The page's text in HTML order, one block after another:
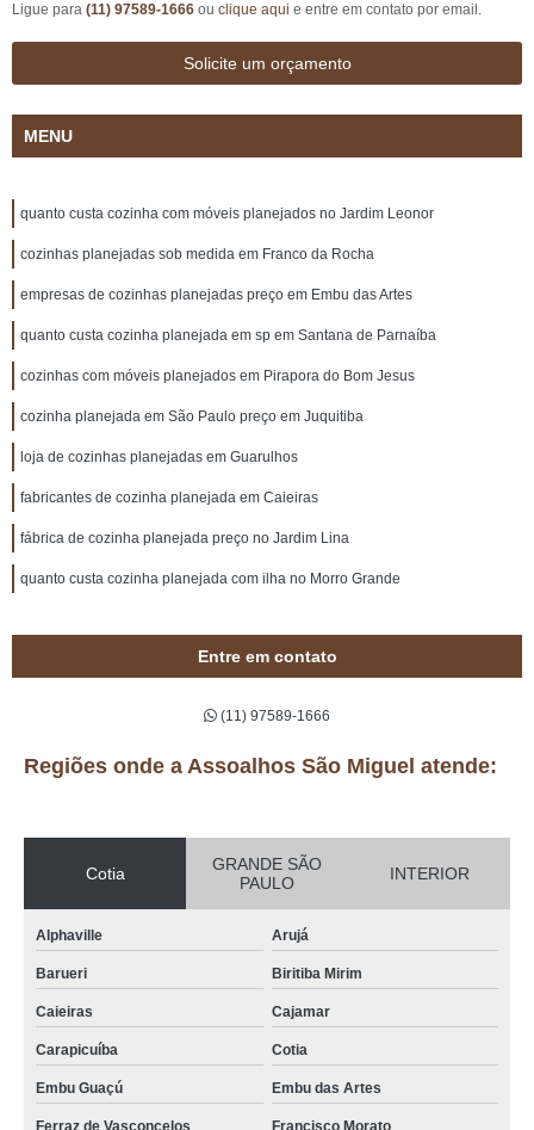
Ligue para (11) 97589-1666 ou clique aqui e entre em contato por email.
Solicite um orçamento
MENU
quanto custa cozinha com móveis planejados no Jardim Leonor
cozinhas planejadas sob medida em Franco da Rocha
empresas de cozinhas planejadas preço em Embu das Artes
quanto custa cozinha planejada em sp em Santana de Parnaíba
cozinhas com móveis planejados em Pirapora do Bom Jesus
cozinha planejada em São Paulo preço em Juquitiba
loja de cozinhas planejadas em Guarulhos
fabricantes de cozinha planejada em Caieiras
fábrica de cozinha planejada preço no Jardim Lina
quanto custa cozinha planejada com ilha no Morro Grande
Entre em contato
(11) 97589-1666
Regiões onde a Assoalhos São Miguel atende:
Cotia
GRANDE SÃO
PAULO
INTERIOR
Alphaville Arujá
Barueri Biritiba Mirim
Caieiras Cajamar
Carapicuíba Cotia
Embu Guaçú Embu das Artes
Ferraz de Vasconcelos Francisco Morato